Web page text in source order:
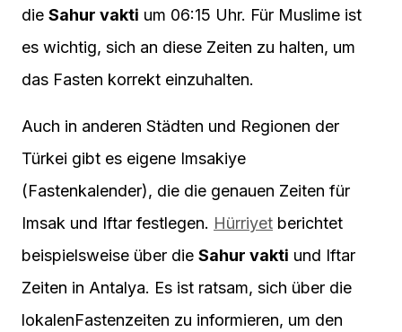
die Sahur vakti um 06:15 Uhr. Für Muslime ist
es wichtig, sich an diese Zeiten zu halten, um
das Fasten korrekt einzuhalten.
Auch in anderen Städten und Regionen der
Türkei gibt es eigene Imsakiye
(Fastenkalender), die die genauen Zeiten für
Imsak und Iftar festlegen. Hürriyet berichtet
beispielsweise über die Sahur vakti und Iftar
Zeiten in Antalya. Es ist ratsam, sich über die
lokalenFastenzeiten zu informieren, um den